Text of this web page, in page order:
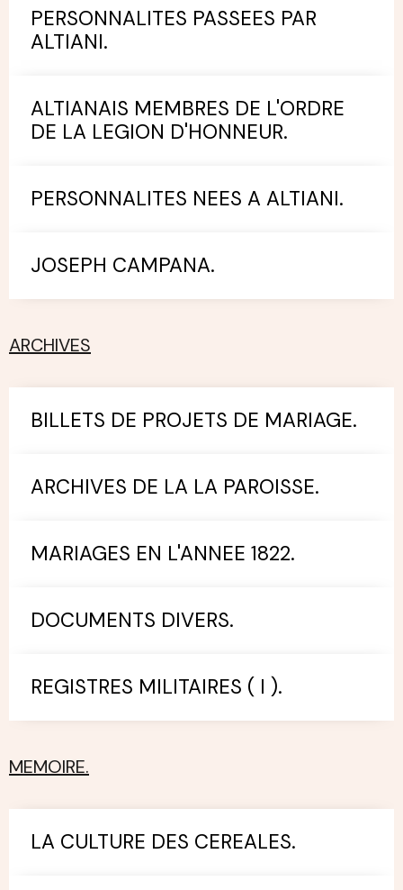
PERSONNALITES PASSEES PAR
ALTIANI.
ALTIANAIS MEMBRES DE L'ORDRE
DE LA LEGION D'HONNEUR.
PERSONNALITES NEES A ALTIANI.
JOSEPH CAMPANA.
ARCHIVES
BILLETS DE PROJETS DE MARIAGE.
ARCHIVES DE LA LA PAROISSE.
MARIAGES EN L'ANNEE 1822.
DOCUMENTS DIVERS.
REGISTRES MILITAIRES ( I ).
MEMOIRE.
LA CULTURE DES CEREALES.